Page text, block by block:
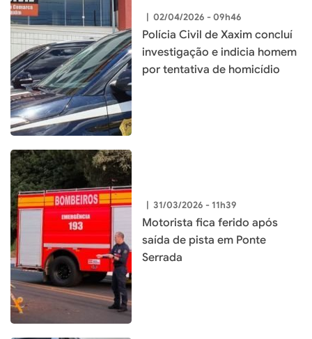
| 02/04/2026 - 09h46
Polícia Civil de Xaxim concluí
investigação e indicia homem
por tentativa de homicídio
| 31/03/2026 - 11h39
Motorista fica ferido após
saída de pista em Ponte
Serrada